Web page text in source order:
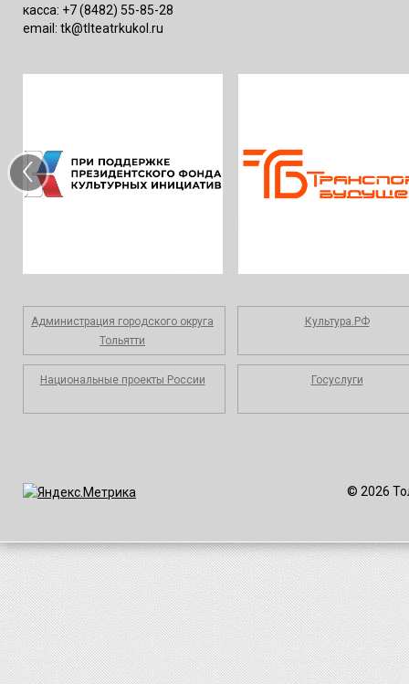
касса: +7 (8482) 55-85-28
email: tk@tlteatrkukol.ru
‹
Администрация городского округа
Тольятти
Культура.РФ
Национальные проекты России Госуслуги
© 2026